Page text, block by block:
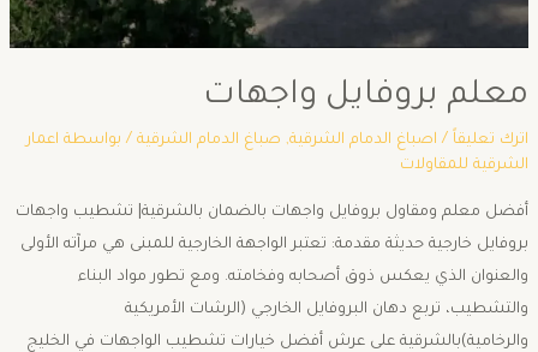
معلم بروفايل واجهات
اترك تعليقاً / اصباغ الدمام الشرقية, صباغ الدمام الشرقية/ بواسطة اعمار
الشرقية للمقاولات
أفضل معلم ومقاول بروفايل واجهات بالضمان بالشرقية| تشطيب واجهات
بروفايل خارجية حديثة ​مقدمة: ​تعتبر الواجهة الخارجية للمبنى هي مرآته الأولى
والعنوان الذي يعكس ذوق أصحابه وفخامته. ومع تطور مواد البناء
والتشطيب، تربع دهان البروفايل الخارجي (الرشات الأمريكية
والرخامية)بالشرقية على عرش أفضل خيارات تشطيب الواجهات في الخليج